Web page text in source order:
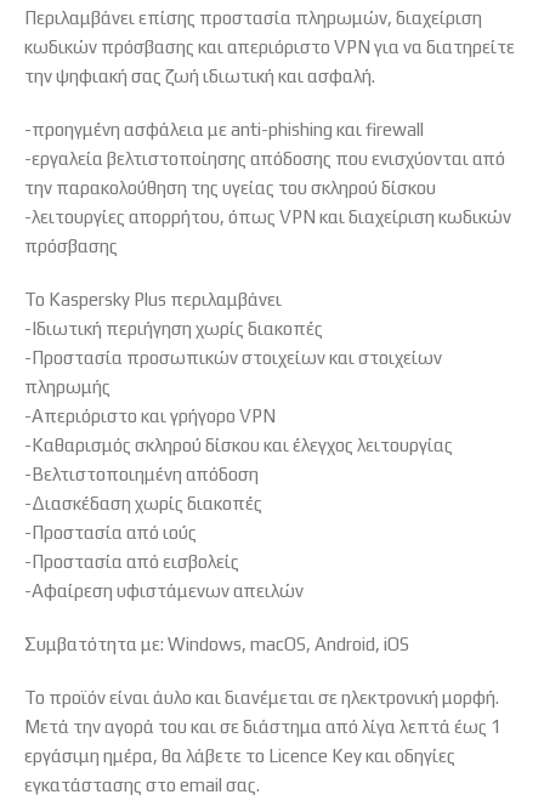
Περιλαμβάνει επίσης προστασία πληρωμών, διαχείριση
κωδικών πρόσβασης και απεριόριστο VPN για να διατηρείτε
την ψηφιακή σας ζωή ιδιωτική και ασφαλή.
-προηγμένη ασφάλεια με anti-phishing και firewall
-εργαλεία βελτιστοποίησης απόδοσης που ενισχύονται από
την παρακολούθηση της υγείας του σκληρού δίσκου
-λειτουργίες απορρήτου, όπως VPN και διαχείριση κωδικών
πρόσβασης
Το Kaspersky Plus περιλαμβάνει
-Ιδιωτική περιήγηση χωρίς διακοπές
-Προστασία προσωπικών στοιχείων και στοιχείων
πληρωμής
-Απεριόριστο και γρήγορο VPN
-Καθαρισμός σκληρού δίσκου και έλεγχος λειτουργίας
-Βελτιστοποιημένη απόδοση
-Διασκέδαση χωρίς διακοπές
-Προστασία από ιούς
-Προστασία από εισβολείς
-Αφαίρεση υφιστάμενων απειλών
Συμβατότητα με: Windows, macOS, Android, iOS
Το προϊόν είναι άυλο και διανέμεται σε ηλεκτρονική μορφή.
Μετά την αγορά του και σε διάστημα από λίγα λεπτά έως 1
εργάσιμη ημέρα, θα λάβετε το Licence Key και οδηγίες
εγκατάστασης στο email σας.